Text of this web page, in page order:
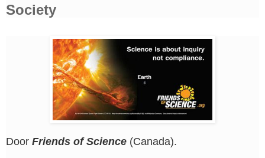
Society
Door Friends of Science (Canada).